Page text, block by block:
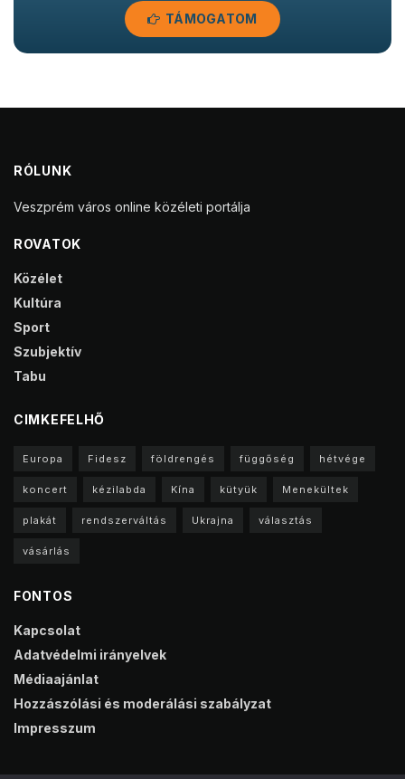
TÁMOGATOM
RÓLUNK
Veszprém város online közéleti portálja
ROVATOK
Közélet
Kultúra
Sport
Szubjektív
Tabu
CIMKEFELHŐ
Europa Fidesz földrengés függőség hétvége
koncert kézilabda Kína kütyük Menekültek
plakát rendszerváltás Ukrajna választás
vásárlás
FONTOS
Kapcsolat
Adatvédelmi irányelvek
Médiaajánlat
Hozzászólási és moderálási szabályzat
Impresszum